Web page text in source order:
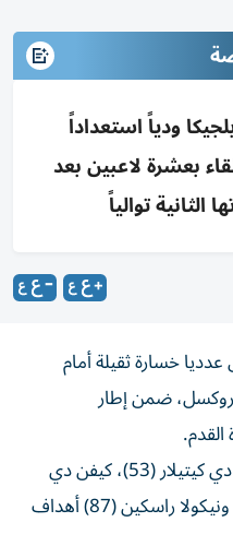
0-5 أمام بلجيكا ودياً استعداداً
اللقاء بعشرة لاعبين بعد
الثانية توالياً
خسارة ثقيلة أمام
في بروكسل، ضمن إطار
سجّل لياندرو تروسار (28)، شارل دي كيتيلار (53)، كيفن دي
بروين (65)، دودي لوكيباكيو (85) ونيكولا راسكين (87) أهداف